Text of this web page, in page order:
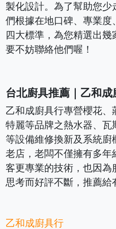
製化設計。為了幫助您
們根據在地口碑、專業
四大標準，為您精選出
要不妨聯絡他們喔！
台北廚具推薦｜乙和成
乙和成廚具行專營櫻花
特麗等品牌之熱水器、
等設備維修換新及系統
老店，老闆不僅擁有多
客更專業的技術，也因
思考而好評不斷，推薦給
乙和成廚具行